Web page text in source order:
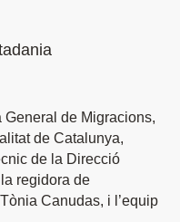
de Migracions,
de Catalunya,
de la Direcció
regidora de
Canudas, i l’equip